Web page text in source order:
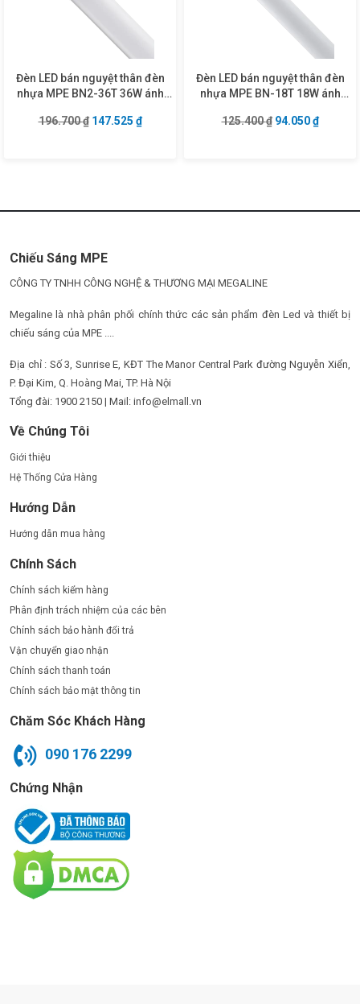
Đèn LED bán nguyệt thân đèn
nhựa MPE BN2-36T 36W ánh
196.700₫ Giá gốc là: 196.700 ₫.
147.525 ₫Giá hiện tại là: 147.525 ₫.
Đèn LED bán nguyệt thân đèn
nhựa MPE BN-18T 18W ánh
125.400₫ Giá gốc là:
94.050₫Giá
Chiếu Sáng MPE
CÔNG TY TNHH CÔNG NGHỆ & THƯƠNG MẠI MEGALINE
Megaline là nhà phân phối chính thức các sản phẩm đèn Led và thiết bị
chiếu sáng của MPE ....
Địa chỉ : Số 3, Sunrise E, KĐT The Manor Central Park đường Nguyễn Xiển,
P. Đại Kim, Q. Hoàng Mai, TP. Hà Nội
Tổng đài: 1900 2150 | Mail: info@elmall.vn
Về Chúng Tôi
Giới thiệu
Hệ Thống Cửa Hàng
Hướng Dẫn
Hướng dẫn mua hàng
Chính Sách
Chính sách kiểm hàng
Phân định trách nhiệm của các bên
Chính sách bảo hành đổi trả
Vận chuyển giao nhận
Chính sách thanh toán
Chính sách bảo mật thông tin
Chăm Sóc Khách Hàng
090 176 2299
Chứng Nhận